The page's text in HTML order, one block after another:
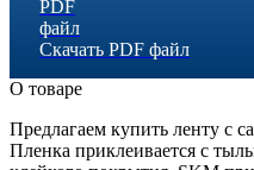
Скачать PDF файл
О товаре
Предлагаем купить ленту с
Пленка приклеивается с